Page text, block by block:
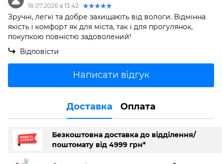
18.07.2026 в 13:42
Зручні, легкі та добре захищають від вологи. Відмінна
якість і комфорт як для міста, так і для прогулянок,
покупкою повністю задоволений!
Відповісти
Написати відгук
Доставка Оплата
Безкоштовна доставка до відділення/
поштомату від 4999 грн*